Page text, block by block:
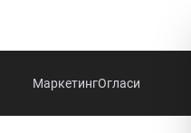
МаркетингОгласи